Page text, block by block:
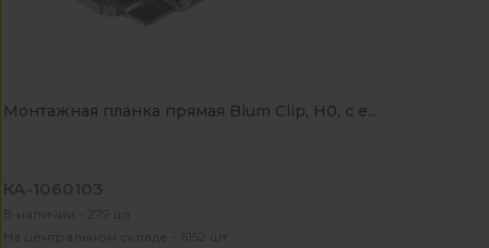
Монтажная планка прямая Blum Clip, Н0, c е...
КА-1060103
В наличии - 279 шт
На центральном складе - 6152 шт